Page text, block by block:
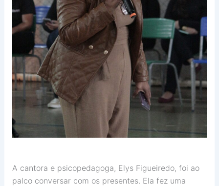
A cantora e psicopedagoga, Elys Figueiredo, foi ao
palco conversar com os presentes. Ela fez uma